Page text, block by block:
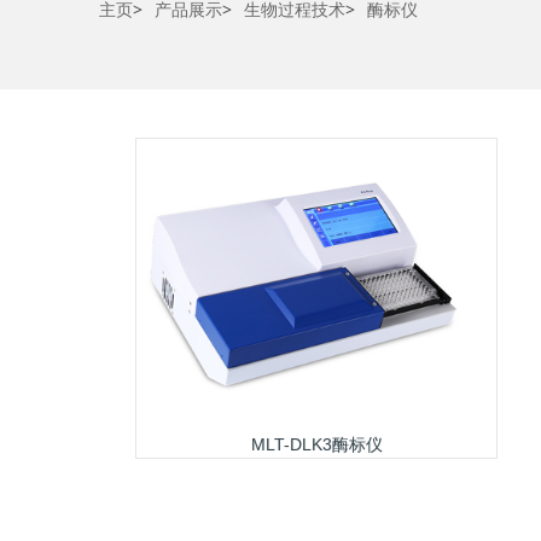
主页> 产品展示> 生物过程技术> 酶标仪
MLT-DLK3酶标仪